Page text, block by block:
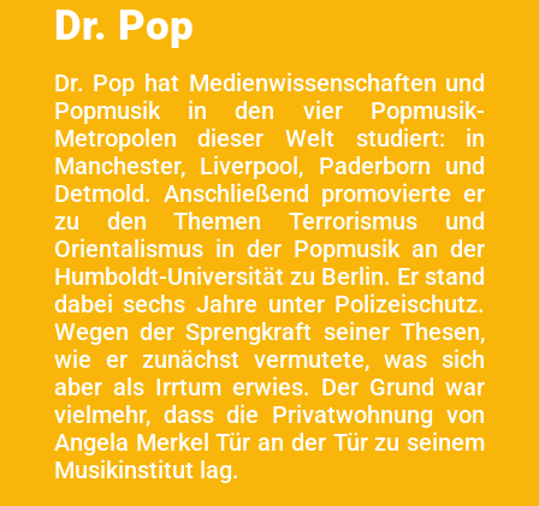
Dr. Pop
Dr. Pop hat Medienwissenschaften und
Popmusik in den vier Popmusik-
Metropolen dieser Welt studiert: in
Manchester, Liverpool, Paderborn und
Detmold. Anschließend promovierte er
zu den Themen Terrorismus und
Orientalismus in der Popmusik an der
Humboldt-Universität zu Berlin. Er stand
dabei sechs Jahre unter Polizeischutz.
Wegen der Sprengkraft seiner Thesen,
wie er zunächst vermutete, was sich
aber als Irrtum erwies. Der Grund war
vielmehr, dass die Privatwohnung von
Angela Merkel Tür an der Tür zu seinem
Musikinstitut lag.